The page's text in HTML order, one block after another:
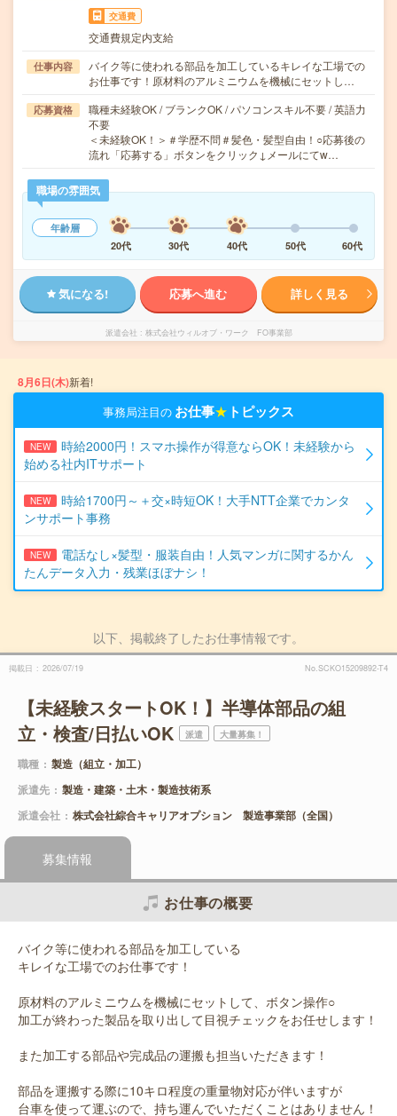
交通費
交通費規定内支給
仕事内容
バイク等に使われる部品を加工しているキレイな工場での
お仕事です！原材料のアルミニウムを機械にセットし…
応募資格
職種未経験OK / ブランクOK / パソコンスキル不要 / 英語力
不要
＜未経験OK！＞＃学歴不問＃髪色・髪型自由！○応募後の
流れ「応募する」ボタンをクリック↓メールにてw…
職場の雰囲気
年齢層
20代
30代 40代 50代 60代
気になる! 応募へ進む 詳しく見る
派遣会社 株式会社ウィルオブ・ワーク FO事業部
8月6日(木)新着!
事務局注目の お仕事★ トピックス
NEW
時給2000円！スマホ操作が得意ならOK！未経験から
始める社内ITサポート
NEW
時給1700円～＋交×時短OK！大手NTT企業でカンタ
ンサポート事務
NEW
電話なし×髪型・服装自由！人気マンガに関するかん
たんデータ入力・残業ほぼナシ！
以下、掲載終了したお仕事情報です。
掲載日 2026/07/19 No.SCKO15209892-T4
【未経験スタートOK！】半導体部品の組
立・検査/日払いOK
派遣 大量募集！
職種
製造（組立・加工）
派遣先
製造・建築・土木・製造技術系
派遣会社
株式会社綜合キャリアオプション 製造事業部（全国）
募集情報
お仕事の概要
バイク等に使われる部品を加工している
キレイな工場でのお仕事です！
原材料のアルミニウムを機械にセットして、ボタン操作○
加工が終わった製品を取り出して目視チェックをお任せします！
また加工する部品や完成品の運搬も担当いただきます！
部品を運搬する際に10キロ程度の重量物対応が伴いますが
台車を使って運ぶので、持ち運んでいただくことはありません！